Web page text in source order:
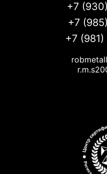
+7
+7
+7